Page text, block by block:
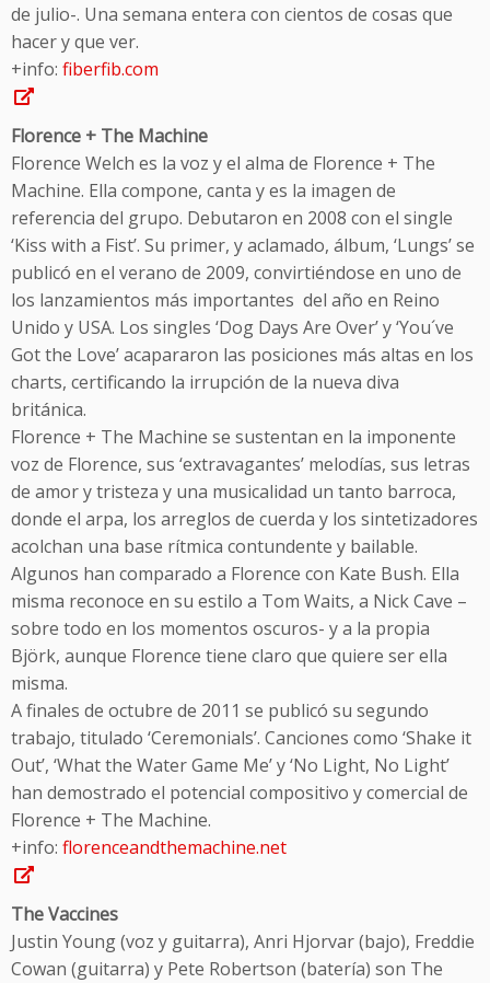
de julio-. Una semana entera con cientos de cosas que
hacer y que ver.
+info: fiberfib.com
Florence + The Machine
Florence Welch es la voz y el alma de Florence + The
Machine. Ella compone, canta y es la imagen de
referencia del grupo. Debutaron en 2008 con el single
‘Kiss with a Fist’. Su primer, y aclamado, álbum, ‘Lungs’ se
publicó en el verano de 2009, convirtiéndose en uno de
los lanzamientos más importantes del año en Reino
Unido y USA. Los singles ‘Dog Days Are Over’ y ‘You´ve
Got the Love’ acapararon las posiciones más altas en los
charts, certificando la irrupción de la nueva diva
británica.
Florence + The Machine se sustentan en la imponente
voz de Florence, sus ‘extravagantes’ melodías, sus letras
de amor y tristeza y una musicalidad un tanto barroca,
donde el arpa, los arreglos de cuerda y los sintetizadores
acolchan una base rítmica contundente y bailable.
Algunos han comparado a Florence con Kate Bush. Ella
misma reconoce en su estilo a Tom Waits, a Nick Cave –
sobre todo en los momentos oscuros- y a la propia
Björk, aunque Florence tiene claro que quiere ser ella
misma.
A finales de octubre de 2011 se publicó su segundo
trabajo, titulado ‘Ceremonials’. Canciones como ‘Shake it
Out’, ‘What the Water Game Me’ y ‘No Light, No Light’
han demostrado el potencial compositivo y comercial de
Florence + The Machine.
+info: florenceandthemachine.net
The Vaccines
Justin Young (voz y guitarra), Anri Hjorvar (bajo), Freddie
Cowan (guitarra) y Pete Robertson (batería) son The